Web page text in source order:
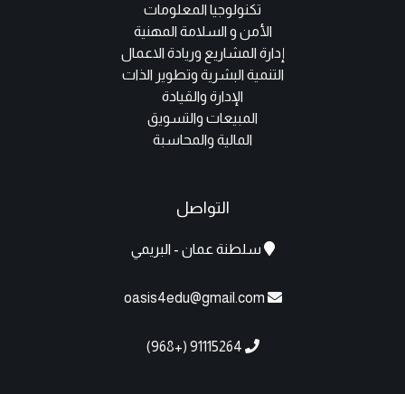
تكنولوجيا المعلومات
الأمن و السلامة المهنية
إدارة المشاريع وريادة الاعمال
التنمية البشرية وتطوير الذات
الإدارة والقيادة
المبيعات والتسويق
المالية والمحاسبة
التواصل
سلطنة عمان - البريمي
oasis4edu@gmail.com